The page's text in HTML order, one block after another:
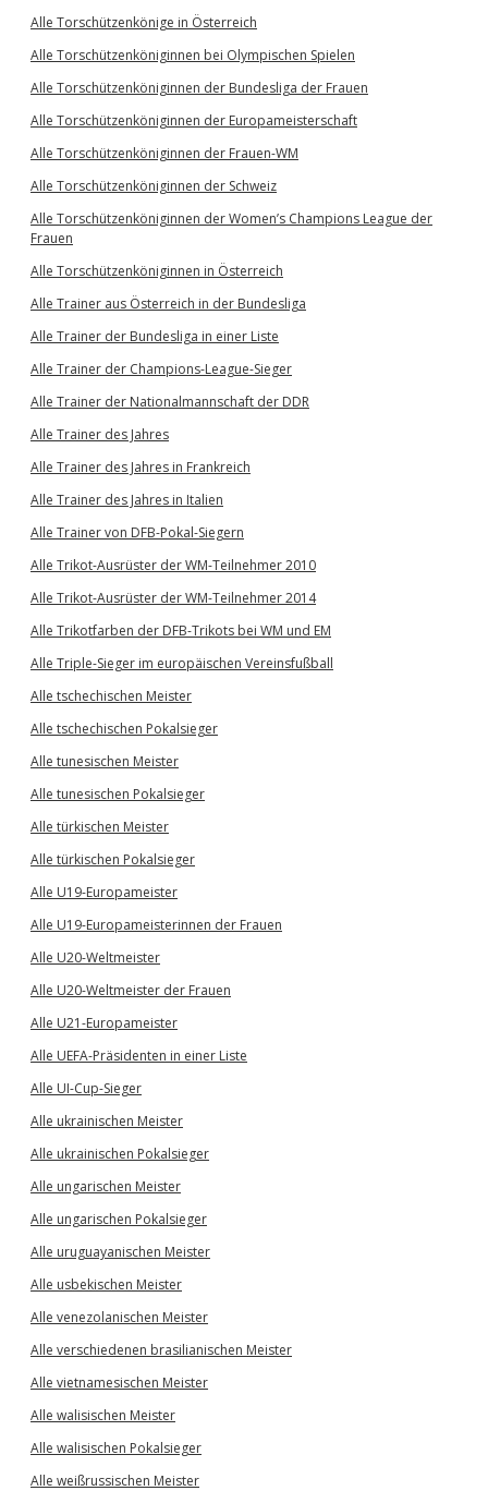
Alle Torschützenkönige in Österreich
Alle Torschützenköniginnen bei Olympischen Spielen
Alle Torschützenköniginnen der Bundesliga der Frauen
Alle Torschützenköniginnen der Europameisterschaft
Alle Torschützenköniginnen der Frauen-WM
Alle Torschützenköniginnen der Schweiz
Alle Torschützenköniginnen der Women’s Champions League der
Frauen
Alle Torschützenköniginnen in Österreich
Alle Trainer aus Österreich in der Bundesliga
Alle Trainer der Bundesliga in einer Liste
Alle Trainer der Champions-League-Sieger
Alle Trainer der Nationalmannschaft der DDR
Alle Trainer des Jahres
Alle Trainer des Jahres in Frankreich
Alle Trainer des Jahres in Italien
Alle Trainer von DFB-Pokal-Siegern
Alle Trikot-Ausrüster der WM-Teilnehmer 2010
Alle Trikot-Ausrüster der WM-Teilnehmer 2014
Alle Trikotfarben der DFB-Trikots bei WM und EM
Alle Triple-Sieger im europäischen Vereinsfußball
Alle tschechischen Meister
Alle tschechischen Pokalsieger
Alle tunesischen Meister
Alle tunesischen Pokalsieger
Alle türkischen Meister
Alle türkischen Pokalsieger
Alle U19-Europameister
Alle U19-Europameisterinnen der Frauen
Alle U20-Weltmeister
Alle U20-Weltmeister der Frauen
Alle U21-Europameister
Alle UEFA-Präsidenten in einer Liste
Alle UI-Cup-Sieger
Alle ukrainischen Meister
Alle ukrainischen Pokalsieger
Alle ungarischen Meister
Alle ungarischen Pokalsieger
Alle uruguayanischen Meister
Alle usbekischen Meister
Alle venezolanischen Meister
Alle verschiedenen brasilianischen Meister
Alle vietnamesischen Meister
Alle walisischen Meister
Alle walisischen Pokalsieger
Alle weißrussischen Meister